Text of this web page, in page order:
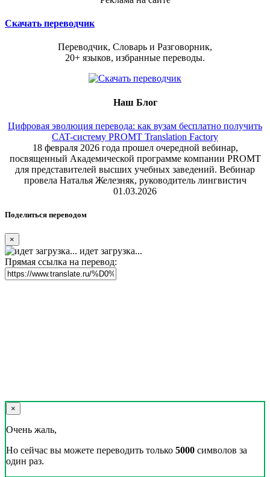
Скачать переводчик
Переводчик, Словарь и Разговорник,
20+ языков, избранные переводы.
Наш Блог
Цифровая эволюция перевода: как вузам бесплатно получить
CAT-систему PROMT Translation Factory
18 февраля 2026 года прошел очередной вебинар,
посвященный Академической программе компании PROMT
для представителей высших учебных заведений. Вебинар
провела Наталья Железняк, руководитель лингвистич
01.03.2026
Поделиться переводом
×
идет загрузка...
Прямая ссылка на перевод:
×
Очень жаль,
Но сейчас вы можете переводить только 5000 символов за
один раз.